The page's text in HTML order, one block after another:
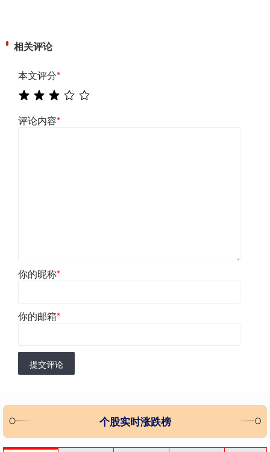
相关评论
本文评分*
评论内容*
你的昵称*
你的邮箱*
提交评论
个股实时涨跌榜